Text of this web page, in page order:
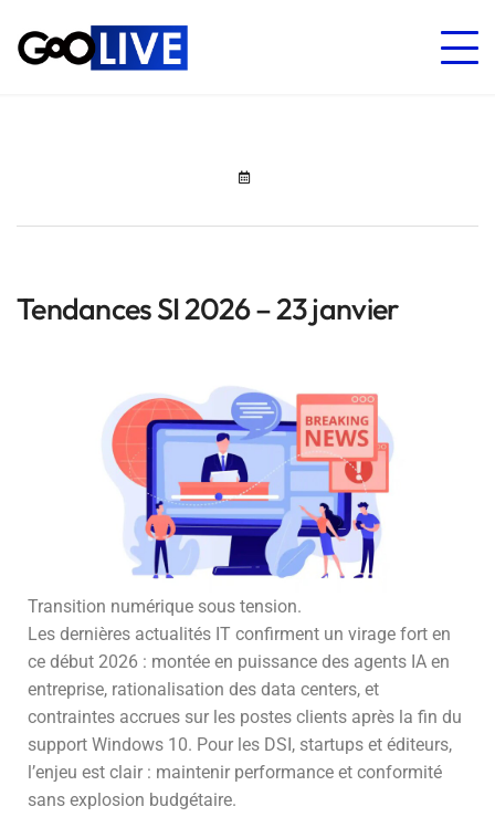
Tendances SI 2026 – 23 janvier
Transition numérique sous tension.
Les dernières actualités IT confirment un virage fort en
ce début 2026 : montée en puissance des agents IA en
entreprise, rationalisation des data centers, et
contraintes accrues sur les postes clients après la fin du
support Windows 10. Pour les DSI, startups et éditeurs,
l’enjeu est clair : maintenir performance et conformité
sans explosion budgétaire.